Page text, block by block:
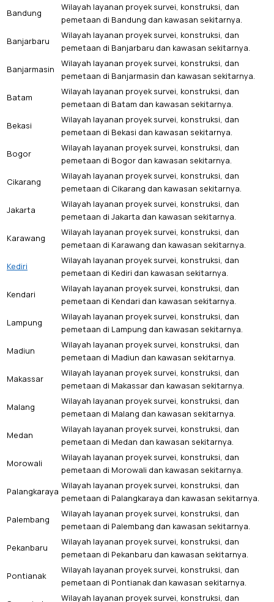
Bandung
Wilayah layanan proyek survei, konstruksi, dan
pemetaan di Bandung dan kawasan sekitarnya.
Banjarbaru
Wilayah layanan proyek survei, konstruksi, dan
pemetaan di Banjarbaru dan kawasan sekitarnya.
Banjarmasin
Wilayah layanan proyek survei, konstruksi, dan
pemetaan di Banjarmasin dan kawasan sekitarnya.
Batam
Wilayah layanan proyek survei, konstruksi, dan
pemetaan di Batam dan kawasan sekitarnya.
Bekasi
Wilayah layanan proyek survei, konstruksi, dan
pemetaan di Bekasi dan kawasan sekitarnya.
Bogor
Wilayah layanan proyek survei, konstruksi, dan
pemetaan di Bogor dan kawasan sekitarnya.
Cikarang
Wilayah layanan proyek survei, konstruksi, dan
pemetaan di Cikarang dan kawasan sekitarnya.
Jakarta
Wilayah layanan proyek survei, konstruksi, dan
pemetaan di Jakarta dan kawasan sekitarnya.
Karawang
Wilayah layanan proyek survei, konstruksi, dan
pemetaan di Karawang dan kawasan sekitarnya.
Kediri
Wilayah layanan proyek survei, konstruksi, dan
pemetaan di Kediri dan kawasan sekitarnya.
Kendari
Wilayah layanan proyek survei, konstruksi, dan
pemetaan di Kendari dan kawasan sekitarnya.
Lampung
Wilayah layanan proyek survei, konstruksi, dan
pemetaan di Lampung dan kawasan sekitarnya.
Madiun
Wilayah layanan proyek survei, konstruksi, dan
pemetaan di Madiun dan kawasan sekitarnya.
Makassar
Wilayah layanan proyek survei, konstruksi, dan
pemetaan di Makassar dan kawasan sekitarnya.
Malang
Wilayah layanan proyek survei, konstruksi, dan
pemetaan di Malang dan kawasan sekitarnya.
Medan
Wilayah layanan proyek survei, konstruksi, dan
pemetaan di Medan dan kawasan sekitarnya.
Morowali
Wilayah layanan proyek survei, konstruksi, dan
pemetaan di Morowali dan kawasan sekitarnya.
Palangkaraya
Wilayah layanan proyek survei, konstruksi, dan
pemetaan di Palangkaraya dan kawasan sekitarnya.
Palembang
Wilayah layanan proyek survei, konstruksi, dan
pemetaan di Palembang dan kawasan sekitarnya.
Pekanbaru
Wilayah layanan proyek survei, konstruksi, dan
pemetaan di Pekanbaru dan kawasan sekitarnya.
Pontianak
Wilayah layanan proyek survei, konstruksi, dan
pemetaan di Pontianak dan kawasan sekitarnya.
Wilayah layanan proyek survei, konstruksi, dan